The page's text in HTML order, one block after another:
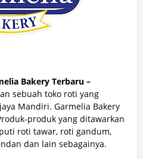
Bakery Terbaru –
sebuah toko roti yang
Mandiri. Garmelia Bakery
produk yang ditawarkan
roti tawar, roti gandum,
dan lain sebagainya.